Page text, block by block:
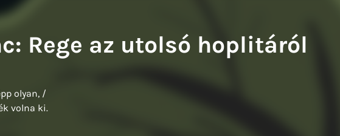
Rege az utolsó hoplitáról
olyan, /
volna ki.